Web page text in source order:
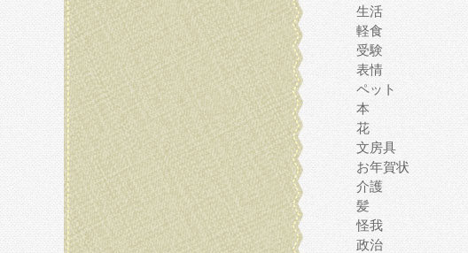
生活
軽食
受験
表情
ペット
本
花
文房具
お年賀状
介護
髪
怪我
政治